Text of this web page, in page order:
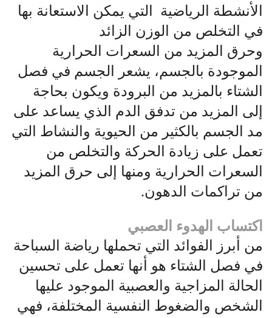
الأنشطة الرياضية التي يمكن الاستعانة بها
في التخلص من الوزن الزائد
وحرق المزيد من السعرات الحرارية
الموجودة بالجسم، يشعر الجسم في فصل
الشتاء بالمزيد من البرودة ويكون بحاجة
إلى المزيد من تدفق الدم الذي يساعد على
مد الجسم بالكثير من الحيوية والنشاط التي
تعمل على زيادة الحركة والتخلص من
السعرات الحرارية ومنها إلى حرق المزيد
من تراكمات الدهون.
اكتساب الهدوء العصبي
من أبرز الفوائد التي تحملها رياضة السباحة
في فصل الشتاء هو أنها تعمل على تحسين
الحالة المزاجية والعصبية الموجود عليها
الشخص والضغوط النفسية المختلفة، فهي